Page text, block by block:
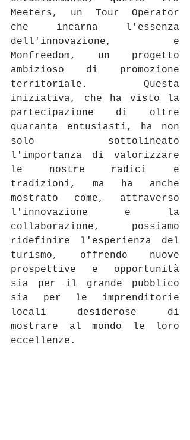
Meeters, un Tour Operator
che incarna l'essenza
dell'innovazione, e
Monfreedom, un progetto
ambizioso di promozione
territoriale. Questa
iniziativa, che ha visto la
partecipazione di oltre
quaranta entusiasti, ha non
solo sottolineato
l'importanza di valorizzare
le nostre radici e
tradizioni, ma ha anche
mostrato come, attraverso
l'innovazione e la
collaborazione, possiamo
ridefinire l'esperienza del
turismo, offrendo nuove
prospettive e opportunità
sia per il grande pubblico
sia per le imprenditorie
locali desiderose di
mostrare al mondo le loro
eccellenze.